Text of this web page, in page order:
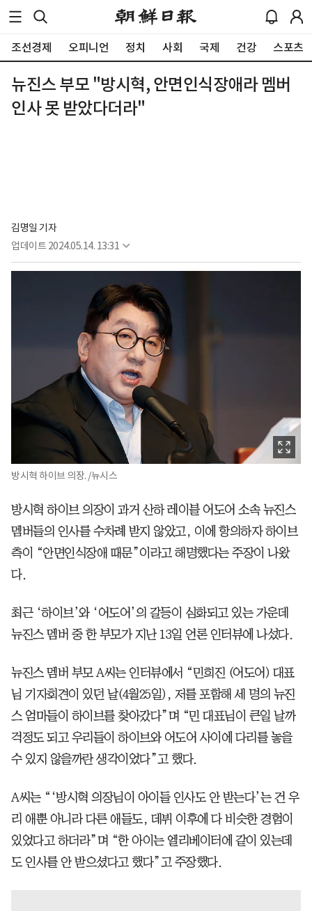
조선경제 오피니언 정치 사회 국제 건강 스포츠
뉴진스 부모 "방시혁, 안면인식장애라 멤버
인사 못 받았다더라"
김명일 기자
업데이트 2024.05.14. 13:31
방시혁 하이브 의장. /뉴시스
방시혁 하이브 의장이 과거 산하 레이블 어도어 소속 뉴진스
멤버들의 인사를 수차례 받지 않았고, 이에 항의하자 하이브
측이 “안면인식장애 때문”이라고 해명했다는 주장이 나왔
다.
최근 ‘하이브’와 ‘어도어’의 갈등이 심화되고 있는 가운데
뉴진스 멤버 중 한 부모가 지난 13일 언론 인터뷰에 나섰다.
뉴진스 멤버 부모 A씨는 인터뷰에서 “민희진 (어도어) 대표
님 기자회견이 있던 날(4월25일), 저를 포함해 세 명의 뉴진
스 엄마들이 하이브를 찾아갔다”며 “민 대표님이 큰일 날까
걱정도 되고 우리들이 하이브와 어도어 사이에 다리를 놓을
수 있지 않을까란 생각이었다”고 했다.
A씨는 “‘방시혁 의장님이 아이들 인사도 안 받는다’는 건 우
리 애뿐 아니라 다른 애들도, 데뷔 이후에 다 비슷한 경험이
있었다고 하더라”며 “한 아이는 엘리베이터에 같이 있는데
도 인사를 안 받으셨다고 했다”고 주장했다.